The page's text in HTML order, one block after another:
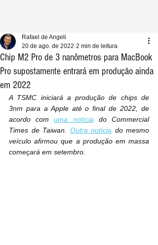
Chip M2 Pro de 3 nanômetros para MacBook
Pro supostamente entrará em produção ainda
em 2022
Rafael de Angeli
20 de ago. de 2022 2 min de leitura
A TSMC iniciará a produção de chips de
3nm para a Apple até o final de 2022, de
acordo com uma notícia do Commercial
Times de Taiwan. Outra notícia do mesmo
veículo afirmou que a produção em massa
começará em setembro.